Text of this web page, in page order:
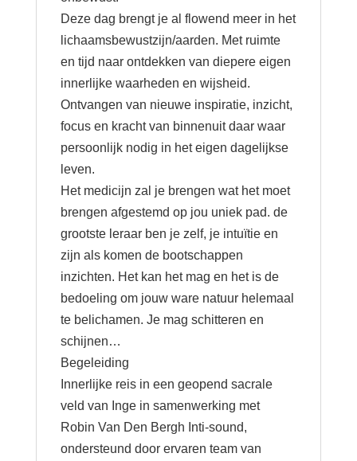
Deze dag brengt je al flowend meer in het
lichaamsbewustzijn/aarden. Met ruimte
en tijd naar ontdekken van diepere eigen
innerlijke waarheden en wijsheid.
Ontvangen van nieuwe inspiratie, inzicht,
focus en kracht van binnenuit daar waar
persoonlijk nodig in het eigen dagelijkse
leven.
Het medicijn zal je brengen wat het moet
brengen afgestemd op jou uniek pad. de
grootste leraar ben je zelf, je intuïtie en
zijn als komen de bootschappen
inzichten. Het kan het mag en het is de
bedoeling om jouw ware natuur helemaal
te belichamen. Je mag schitteren en
schijnen…
Begeleiding
Innerlijke reis in een geopend sacrale
veld van Inge in samenwerking met
Robin Van Den Bergh Inti-sound,
ondersteund door ervaren team van